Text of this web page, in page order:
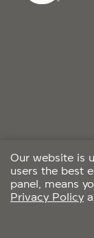
2. การรับประกันสิ
ปกติ หากมีตำหนิ ช
งานไม่ได้ ทางบริษั
3. การรับประกันสิ
เปลี่ยนเฉพาะชิ้นส่ว
4. ในกรณีที่ทางบ
หายให้กับลูกค้า หา
ผลกระทบกับการติ
งบริษัทฯ จะไม่รับผิ
เนื่องนั้นๆ
5. การรับประกันจ
Our website is
users the best
panel, means
Privacy Policy